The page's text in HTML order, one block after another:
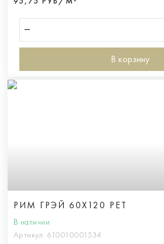
В корзину
РИМ ГРЭЙ 60X120 РЕТ
В наличии
Артикул: 610010001534